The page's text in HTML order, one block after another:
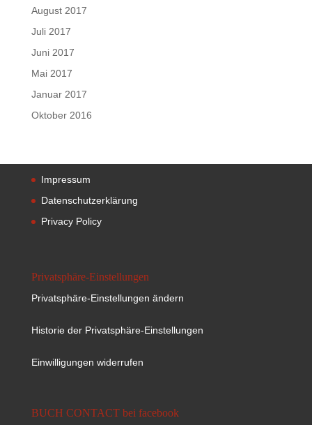
August 2017
Juli 2017
Juni 2017
Mai 2017
Januar 2017
Oktober 2016
Impressum
Datenschutzerklärung
Privacy Policy
Privatsphäre-Einstellungen
Privatsphäre-Einstellungen ändern
Historie der Privatsphäre-Einstellungen
Einwilligungen widerrufen
BUCH CONTACT bei facebook